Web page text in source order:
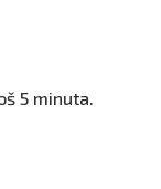
5 minuta.